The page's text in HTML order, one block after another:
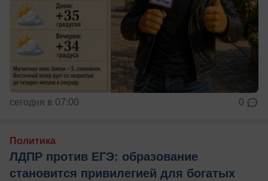
сегодня в 07:00 0
Политика
ЛДПР против ЕГЭ: образование
становится привилегией для богатых